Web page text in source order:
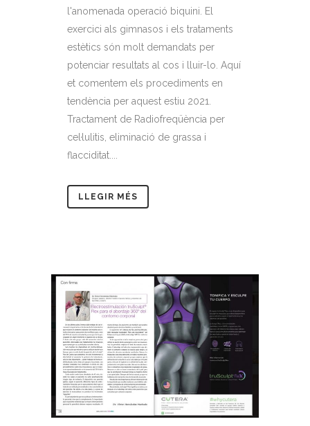
l'anomenada operació biquini. El
exercici als gimnasos i els trataments
estètics són molt demandats per
potenciar resultats al cos i lluir-lo. Aquí
et comentem els procediments en
tendència per aquest estiu 2021.
Tractament de Radiofreqüència per
cel·lulitis, eliminació de grassa i
flacciditat....
LLEGIR MÉS